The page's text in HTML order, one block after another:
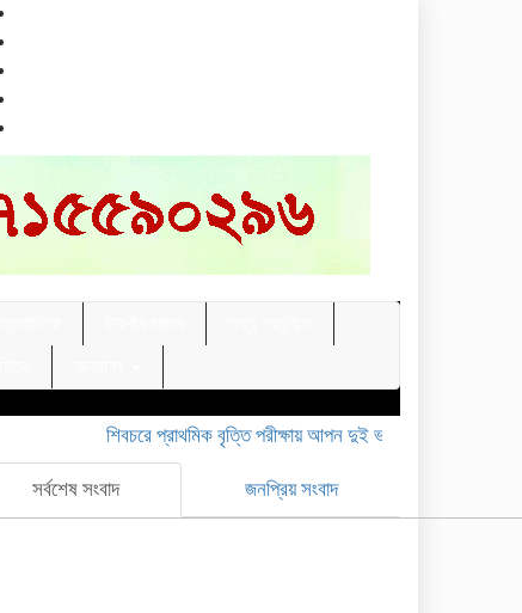
শিবচরে প্রাথমিক বৃত্তি পরীক্ষায় আপন দুই ভাইয়ের অনন্য সাফল্য
সর্বশেষ সংবাদ জনপ্রিয় সংবাদ